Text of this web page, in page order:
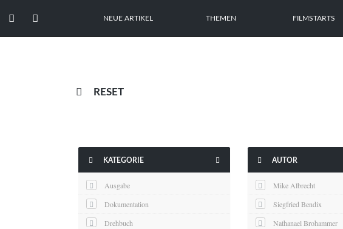
  NEUE ARTIKEL THEMEN FILMSTARTS
 RESET
 KATEGORIE 
Ausgabe
Dokumentation
Drehbuch
 AUTOR
Mike Albrecht
Siegfried Bendix
Nathanael Brohammer